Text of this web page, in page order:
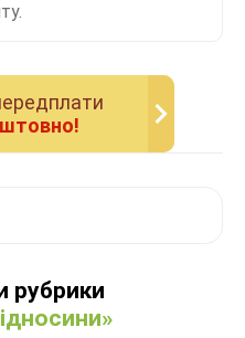
рубрики